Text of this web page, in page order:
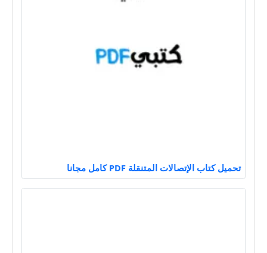
تحميل كتاب الإتصالات المتنقلة PDF كامل مجانا